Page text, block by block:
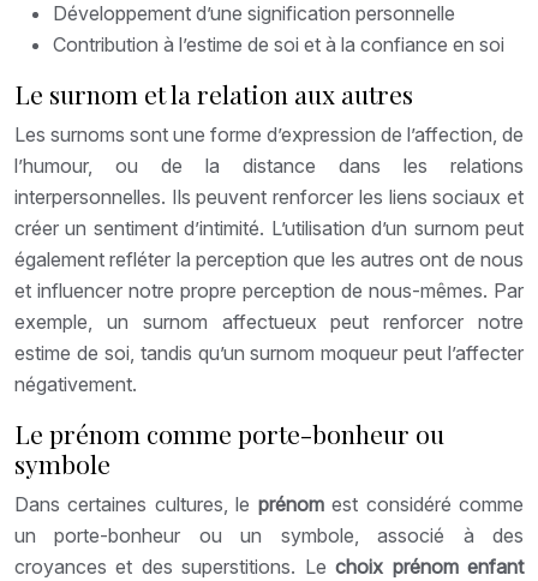
Développement d’une signification personnelle
Contribution à l’estime de soi et à la confiance en soi
Le surnom et la relation aux autres
Les surnoms sont une forme d’expression de l’affection, de
l’humour, ou de la distance dans les relations
interpersonnelles. Ils peuvent renforcer les liens sociaux et
créer un sentiment d’intimité. L’utilisation d’un surnom peut
également refléter la perception que les autres ont de nous
et influencer notre propre perception de nous-mêmes. Par
exemple, un surnom affectueux peut renforcer notre
estime de soi, tandis qu’un surnom moqueur peut l’affecter
négativement.
Le prénom comme porte-bonheur ou
symbole
Dans certaines cultures, le prénomest considéré comme
un porte-bonheur ou un symbole, associé à des
croyances et des superstitions. Lechoix prénom enfant